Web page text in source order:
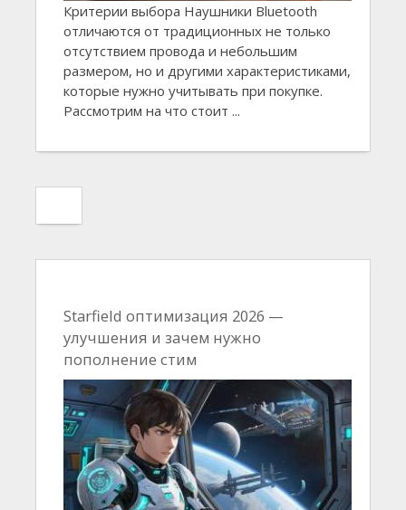
Критерии выбора Наушники Bluetooth
отличаются от традиционных не только
отсутствием провода и небольшим
размером, но и другими характеристиками,
которые нужно учитывать при покупке.
Рассмотрим на что стоит ...
Starfield оптимизация 2026 —
улучшения и зачем нужно
пополнение стим